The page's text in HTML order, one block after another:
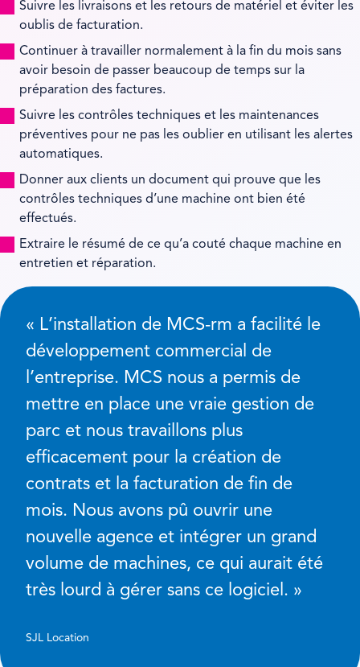
Suivre les livraisons et les retours de matériel et éviter les
oublis de facturation.
Continuer à travailler normalement à la fin du mois sans
avoir besoin de passer beaucoup de temps sur la
préparation des factures.
Suivre les contrôles techniques et les maintenances
préventives pour ne pas les oublier en utilisant les alertes
automatiques.
Donner aux clients un document qui prouve que les
contrôles techniques d’une machine ont bien été
effectués.
Extraire le résumé de ce qu’a couté chaque machine en
entretien et réparation.
« L’installation de MCS-rm a facilité le
développement commercial de
l’entreprise. MCS nous a permis de
mettre en place une vraie gestion de
parc et nous travaillons plus
efficacement pour la création de
contrats et la facturation de fin de
mois. Nous avons pû ouvrir une
nouvelle agence et intégrer un grand
volume de machines, ce qui aurait été
très lourd à gérer sans ce logiciel. »
SJL Location